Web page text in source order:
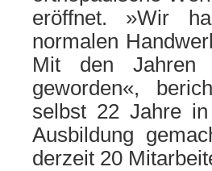
eröffnet. »Wir
normalen
Mit den Jahren
geworden«,
selbst 22 Jahre
Ausbildung
derzeit 20